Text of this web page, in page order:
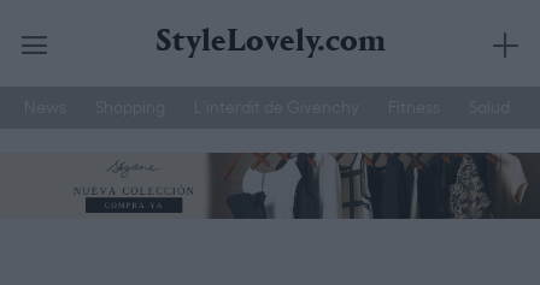
contenido
StyleLovely.com
Belleza Hombre